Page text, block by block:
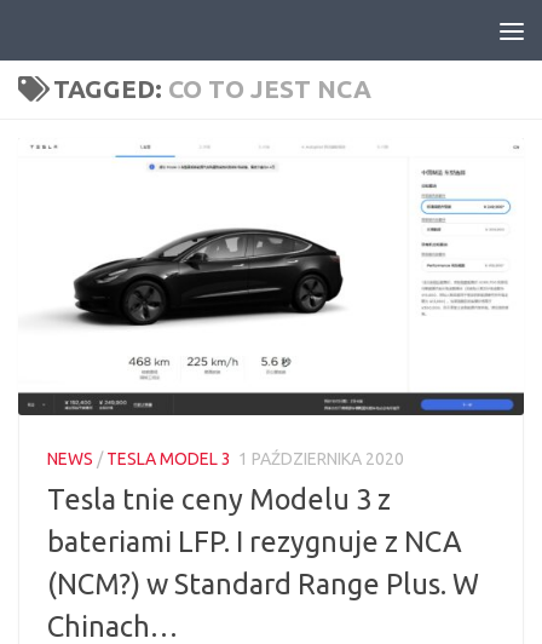
TAGGED: CO TO JEST NCA
NEWS /TESLA MODEL 3 1 PAŹDZIERNIKA 2020
Tesla tnie ceny Modelu 3 z
bateriami LFP. I rezygnuje z NCA
(NCM?) w Standard Range Plus. W
Chinach…